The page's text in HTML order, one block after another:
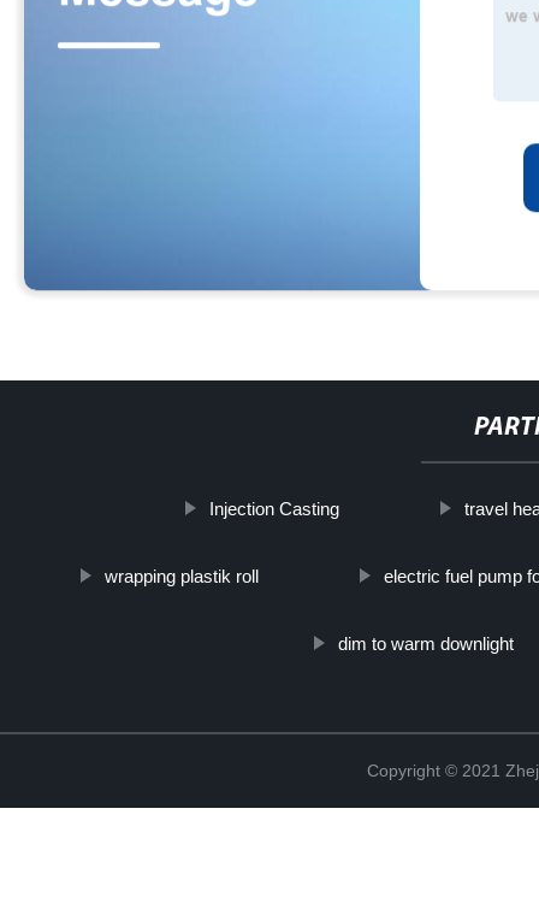
Injection Casting travel
wrapping plastik roll electric fuel pump
dim to warm downlight
Copyright © 2021